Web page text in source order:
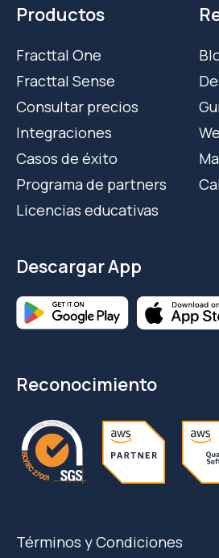
Productos
Fracttal One
Fracttal Sense
Consultar precios
Integraciones
Casos de éxito
Programa de partners
Licencias educativas
Descargar App
Reconocimiento
Términos y Condiciones